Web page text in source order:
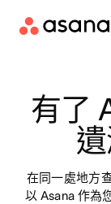
有了
在同一處地方
以 Asana 作為